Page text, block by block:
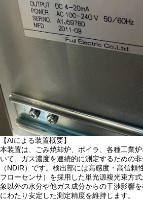
【AIによる装置概要】
本装置は、ごみ焼却炉、ボイラ、各種工業
いて、ガス濃度を連続的に測定するための
（NDIR）です。検出部には高感度・高信頼
フローセンサ）を採用した単光源複光束方
象以外の水分や他ガス成分からの干渉影響
にわたり安定した測定精度を維持します。